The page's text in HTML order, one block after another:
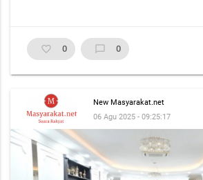
favorite_border 0 chat_bubble_outline 0
New Masyarakat.net
06 Agu 2025 - 09:25:17